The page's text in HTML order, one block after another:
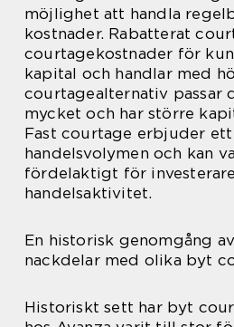
möjlighet att handla
kostnader. Rabatterat
courtagekostnader för
kapital och handlar med
courtagealternativ passar
mycket och har större
Fast courtage erbjuder
handelsvolymen och kan
fördelaktigt för
handelsaktivitet.
En historisk genomgång
nackdelar med olika byt
Historiskt sett har byt